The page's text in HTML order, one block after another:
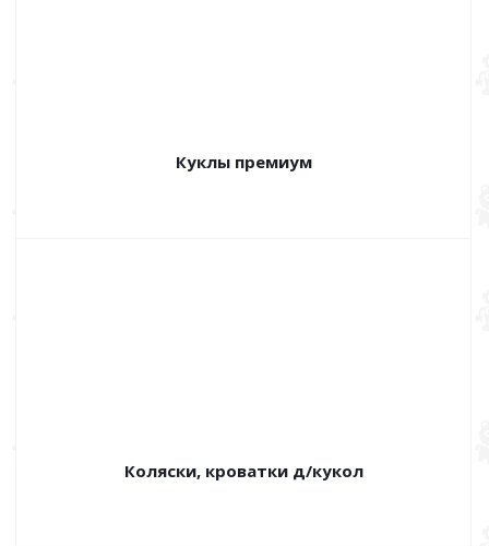
Куклы премиум
Коляски, кроватки д/кукол